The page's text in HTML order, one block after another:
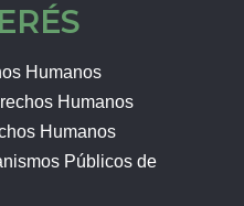
Humanos
Humanos
Humanos
Públicos de